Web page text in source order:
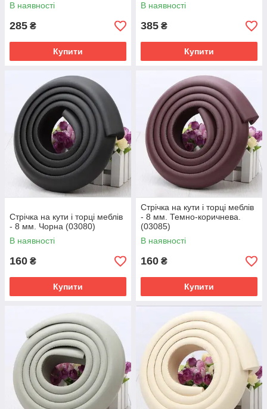
В наявності
285 ₴
Купити
В наявності
385 ₴
Купити
Стрічка на кути і торці меблів
- 8 мм. Чорна (03080)
В наявності
160 ₴
Купити
Стрічка на кути і торці меблів
- 8 мм. Темно-коричнева.
(03085)
В наявності
160 ₴
Купити